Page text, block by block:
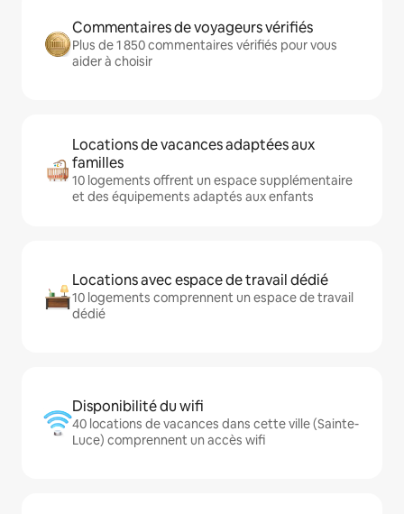
Commentaires de voyageurs vérifiés
Plus de 1 850 commentaires vérifiés pour vous
aider à choisir
Locations de vacances adaptées aux
familles
10 logements offrent un espace supplémentaire
et des équipements adaptés aux enfants
Locations avec espace de travail dédié
10 logements comprennent un espace de travail
dédié
Disponibilité du wifi
40 locations de vacances dans cette ville (Sainte-
Luce) comprennent un accès wifi